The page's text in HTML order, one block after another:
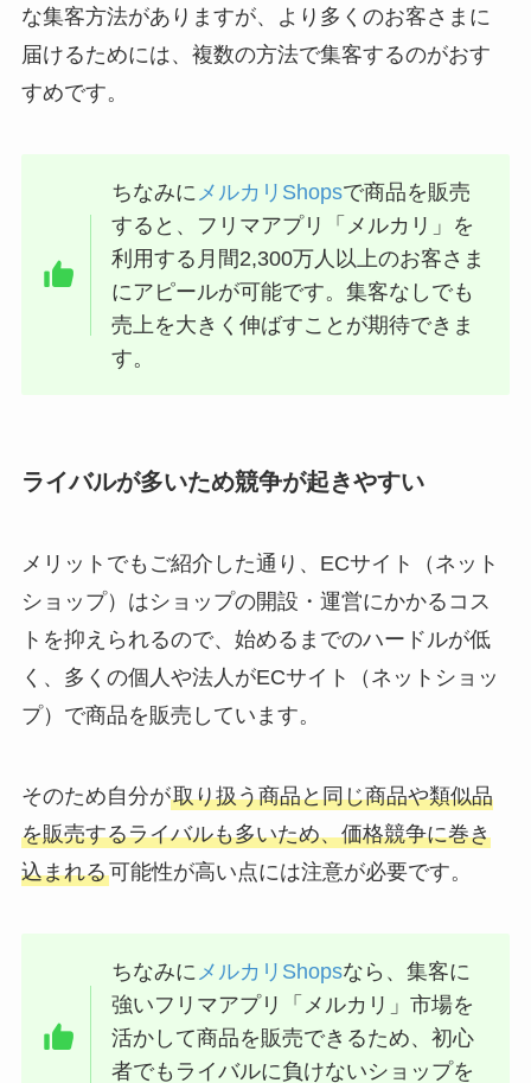
な集客方法がありますが、より多くのお客さまに
届けるためには、複数の方法で集客するのがおす
すめです。
ちなみに メルカリShopsで商品を販売
すると、フリマアプリ「メルカリ」を
利用する月間2,300万人以上のお客さま
にアピールが可能です。集客なしでも
売上を大きく伸ばすことが期待できま
す。
ライバルが多いため競争が起きやすい
メリットでもご紹介した通り、ECサイト（ネット
ショップ）はショップの開設・運営にかかるコス
トを抑えられるので、始めるまでのハードルが低
く、多くの個人や法人がECサイト（ネットショッ
プ）で商品を販売しています。
そのため自分が取り扱う商品と同じ商品や類似品
を販売するライバルも多いため、価格競争に巻き
込まれる可能性が高い点には注意が必要です。
ちなみに メルカリShopsなら、集客に
強いフリマアプリ「メルカリ」市場を
活かして商品を販売できるため、初心
者でもライバルに負けないショップを